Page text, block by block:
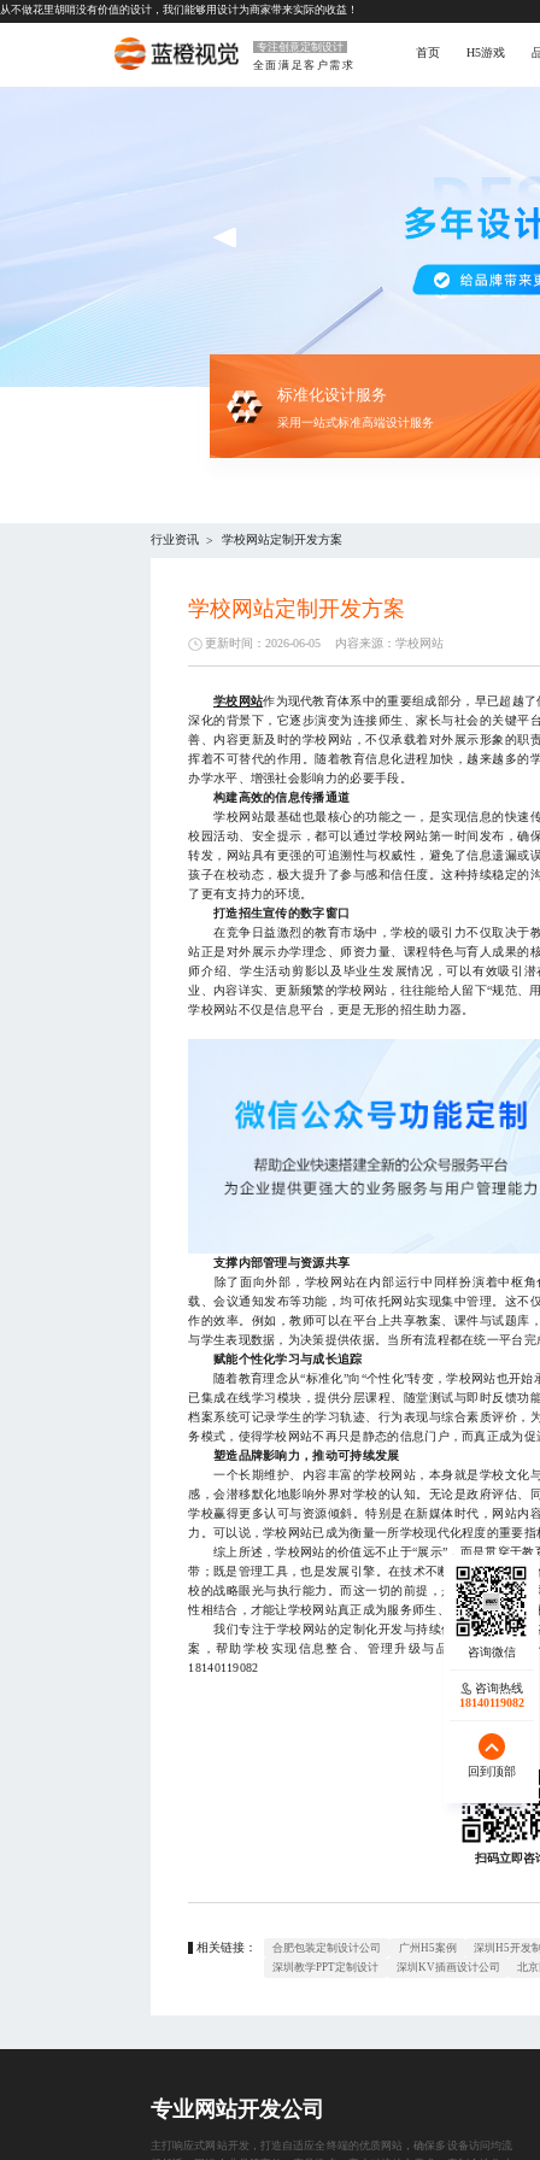
从不做花里胡哨没有价值的设计，我们能够用设计为商家带来实际的收益！
专注创意定制设计
全面满足客户需求
首页 H5游戏
标准化设计服务
采用一站式标准高端设计服务
行业资讯 > 学校网站定制开发方案
学校网站定制开发方案
更新时间：2026-06-05 内容来源： 学校网站
学校网站作为现代教育体系中的重要组成部分，早已超越
深化的背景下，它逐步演变为连接师生、家长与社会的关键平
善、内容更新及时的学校网站，不仅承载着对外展示形象的职
挥着不可替代的作用。随着教育信息化进程加快，越来越多的
办学水平、增强社会影响力的必要手段。
构建高效的信息传播通道
学校网站最基础也最核心的功能之一，是实现信息的快速
校园活动、安全提示，都可以通过学校网站第一时间发布，确
转发，网站具有更强的可追溯性与权威性，避免了信息遗漏或
孩子在校动态，极大提升了参与感和信任度。这种持续稳定的
了更有支持力的环境。
打造招生宣传的数字窗口
在竞争日益激烈的教育市场中，学校的吸引力不仅取决于
站正是对外展示办学理念、师资力量、课程特色与育人成果的
师介绍、学生活动剪影以及毕业生发展情况，可以有效吸引
业、内容详实、更新频繁的学校网站，往往能给人留下“规范、
学校网站不仅是信息平台，更是无形的招生助力器。
支撑内部管理与资源共享
除了面向外部，学校网站在内部运行中同样扮演着中枢角
载、会议通知发布等功能，均可依托网站实现集中管理。这不
作的效率。例如，教师可以在平台上共享教案、课件与试题库
与学生表现数据，为决策提供依据。当所有流程都在统一平台
赋能个性化学习与成长追踪
随着教育理念从“标准化”向“个性化”转变，学校网站也开始
已集成在线学习模块，提供分层课程、随堂测试与即时反馈功
档案系统可记录学生的学习轨迹、行为表现与综合素质评价，
务模式，使得学校网站不再只是静态的信息门户，而真正成为
塑造品牌影响力，推动可持续发展
一个长期维护、内容丰富的学校网站，本身就是学校文化
感，会潜移默化地影响外界对学校的认知。无论是政府评估、
学校赢得更多认可与资源倾斜。特别是在新媒体时代，网站内
力。可以说，学校网站已成为衡量一所学校现代化程度的重要指
综上所述，学校网站的价值远不止于“展示”，而是贯穿于教
带；既是管理工具，也是发展引擎。在技术不断进步的今天，
校的战略眼光与执行能力。而这一切的前提，是对网站功能的
性相结合，才能让学校网站真正成为服务师生、连接家庭、影
我们专注于学校网站的定制化开发与持续优化，致力于为
案，帮助学校实现信息整合、管理升级与品牌塑造，让
18140119082
扫码立即咨
相关链接： 合肥包装定制设计公司 广州H5案例
深圳H5开发
深圳教学PPT定制设计
深圳KV插画设计公司 北
咨询热线
17723342546
回到顶部
咨询热线
18140119082
回到顶部
专业网站开发公司
主打响应式网站开发，打造自适应全终端的优质网站，确保多设备访问均流